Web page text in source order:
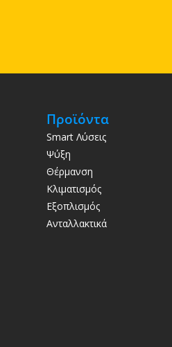
Προϊόντα
Smart Λύσεις
Ψύξη
Θέρμανση
Κλιματισμός
Εξοπλισμός
Ανταλλακτικά